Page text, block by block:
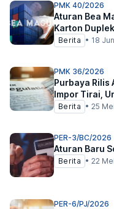
PMK 40/2026
Aturan Bea
Karton
Berita • 18
PMK 36/2026
Purbaya Rilis
Impor Tirai,
Berita • 25
PER-3/BC/2026
Aturan Baru
Berita • 22
PER-6/PJ/2026